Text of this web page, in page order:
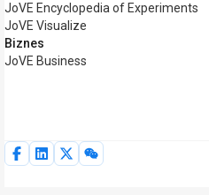
JoVE Encyclopedia of Experiments
JoVE Visualize
Biznes
JoVE Business